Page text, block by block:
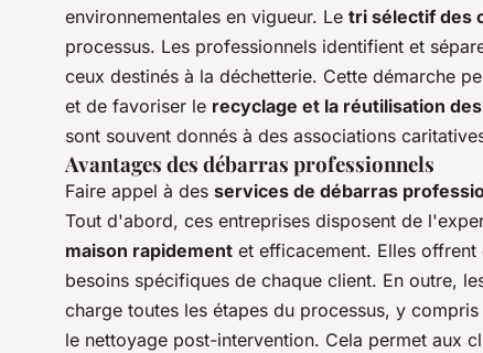
environnementales en vigueur. Le tri sélectif des
processus. Les professionnels identifient et
ceux destinés à la déchetterie. Cette démarche
et de favoriser le recyclage et la réutilisation
sont souvent donnés à des associations
Avantages des débarras professionnels
Faire appel à des services de débarras
Tout d'abord, ces entreprises disposent de
maison rapidement et efficacement. Elles
besoins spécifiques de chaque client. En outre,
charge toutes les étapes du processus, y compris
le nettoyage post-intervention. Cela permet aux